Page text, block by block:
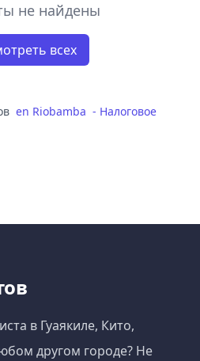
не найдены
всех
en Riobamba - Налоговое
в Гуаякиле, Кито,
другом городе? Не